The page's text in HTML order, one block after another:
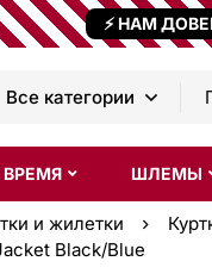
⚡ НАМ
ШЛЕМЫ
и жилетки
Black/Blue